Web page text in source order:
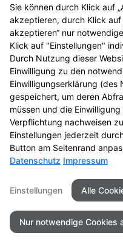
Seitenübersicht
Datenschutz
© 2026
Sie können durch Klick auf
akzeptieren, durch Klick
akzeptieren“ nur
Klick auf "Einstellungen"
Durch Nutzung dieser
Einwilligung zu den
Einwilligungserklärung (des
gespeichert, um deren
müssen und die
Verpflichtung nachweisen
Einstellungen jederzeit
Button am Seitenrand
Datenschutz Impressum
Einstellungen Alle
Nur notwendige Cookies